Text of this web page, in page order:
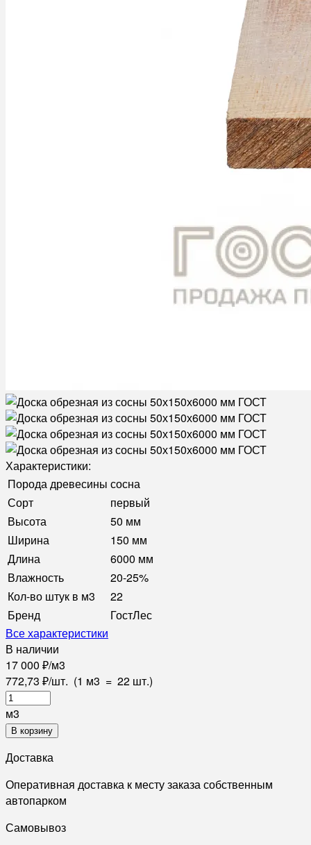
Характеристики:
Порода древесины сосна
Сорт
первый
Высота
50 мм
Ширина
150 мм
Длина
6000 мм
Влажность
20-25%
Кол-во штук в м3
22
Бренд
ГостЛес
Все характеристики
В наличии
17 000 ₽/м3
772,73 ₽/шт. (1 м3 = 22 шт.)
м3
В корзину
Доставка
Оперативная доставка к месту заказа собственным
автопарком
Самовывоз